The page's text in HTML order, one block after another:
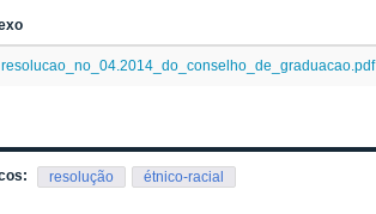
resolucao_no_04.2014_do_conselho_de_graduacao.pdf
resolução étnico-racial